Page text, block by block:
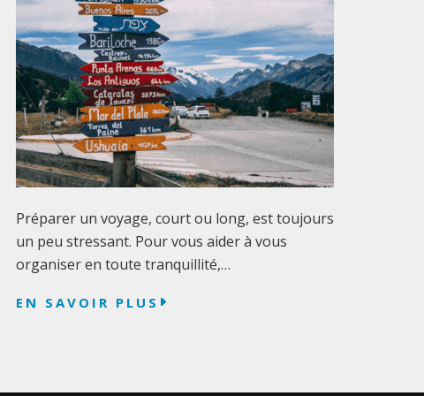
Préparer un voyage, court ou long, est toujours
un peu stressant. Pour vous aider à vous
organiser en toute tranquillité,…
EN SAVOIR PLUS